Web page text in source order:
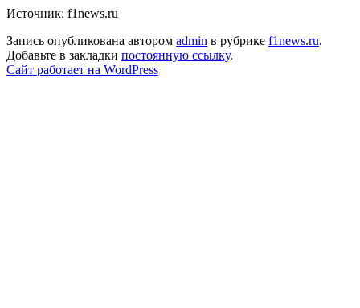
Источник: f1news.ru
Запись опубликована автором admin в рубрике f1news.ru.
Добавьте в закладки постоянную ссылку.
Сайт работает на WordPress